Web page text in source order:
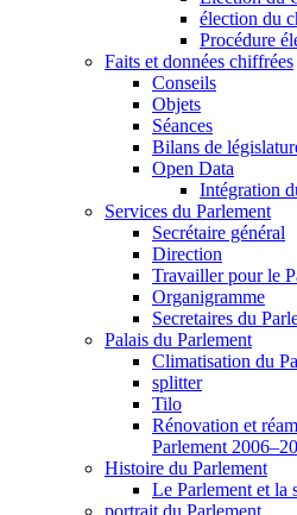
élection du
Procédure
Faits et données chiffrées
Conseils
Objets
Séances
Bilans de
Open Data
Intégration
Services du Parlement
Secrétaire général
Direction
Travailler pour le
Organigramme
Secretaires du
Palais du Parlement
Climatisation du
splitter
Tilo
Rénovation et
Parlement
Histoire du Parlement
Le Parlement et la